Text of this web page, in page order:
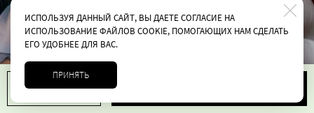
1
ИСПОЛЬЗУЯ ДАННЫЙ САЙТ, ВЫ ДАЕТЕ СОГЛАСИЕ НА
ИСПОЛЬЗОВАНИЕ ФАЙЛОВ COOKIE, ПОМОГАЮЩИХ НАМ СДЕЛАТЬ
ЕГО УДОБНЕЕ ДЛЯ ВАС.
ПРИНЯТЬ